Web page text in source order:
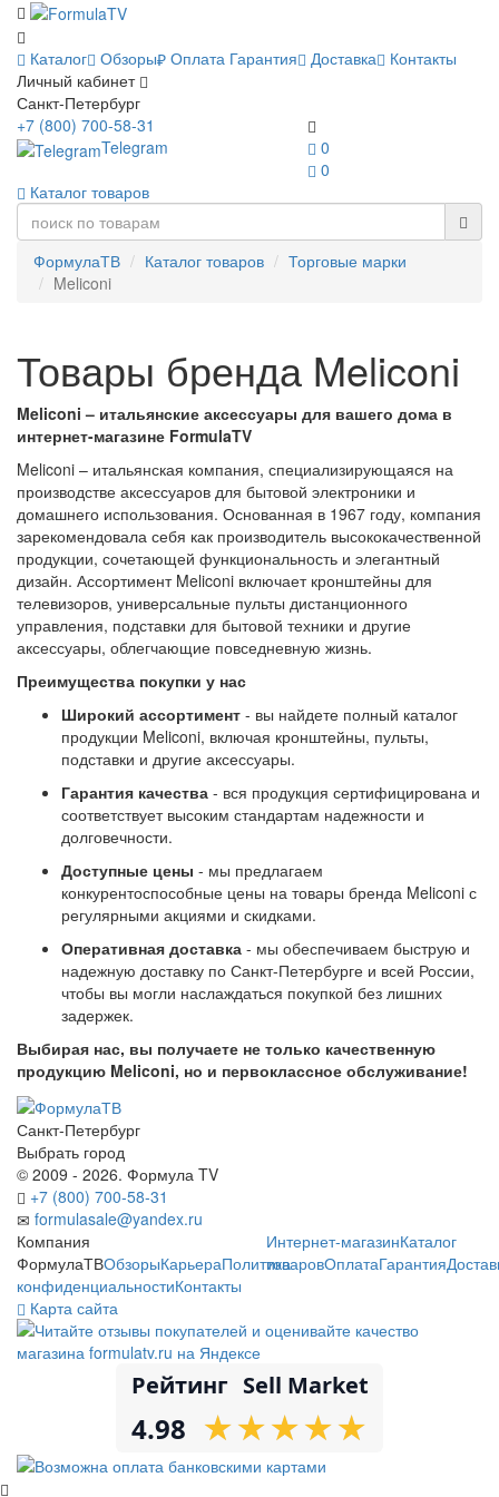
Каталог Обзоры Оплата Гарантия Доставка
Контакты
Личный кабинет
Санкт-Петербург
0
0
+7 (800) 700-58-31
Telegram
Каталог товаров
ФормулаТВ Каталог товаров
Торговые марки
Meliconi
Товары бренда Meliconi
Meliconi – итальянские аксессуары для вашего дома в
интернет-магазине FormulaTV
Meliconi – итальянская компания, специализирующаяся на
производстве аксессуаров для бытовой электроники и
домашнего использования. Основанная в 1967 году, компания
зарекомендовала себя как производитель высококачественной
продукции, сочетающей функциональность и элегантный
дизайн. Ассортимент Meliconi включает кронштейны для
телевизоров, универсальные пульты дистанционного
управления, подставки для бытовой техники и другие
аксессуары, облегчающие повседневную жизнь.
Преимущества покупки у нас
Широкий ассортимент - вы найдете полный каталог
продукции Meliconi, включая кронштейны, пульты,
подставки и другие аксессуары.
Гарантия качества - вся продукция сертифицирована и
соответствует высоким стандартам надежности и
долговечности.
Доступные цены - мы предлагаем
конкурентоспособные цены на товары бренда Meliconi с
регулярными акциями и скидками.
Оперативная доставка - мы обеспечиваем быструю и
надежную доставку по Санкт-Петербурге и всей России,
чтобы вы могли наслаждаться покупкой без лишних
задержек.
Выбирая нас, вы получаете не только качественную
продукцию Meliconi, но и первоклассное обслуживание!
Санкт-Петербург
Выбрать город
© 2009 - 2026. Формула TV
+7 (800) 700-58-31
formulasale@yandex.ru
Компания
ФормулаТВОбзорыКарьераПолитика
конфиденциальностиКонтакты
Интернет-магазинКаталог
товаровОплатаГарантия
Карта сайта
Рейтинг Sell Market
4.98 ★
★★
★★
★★
★★
★